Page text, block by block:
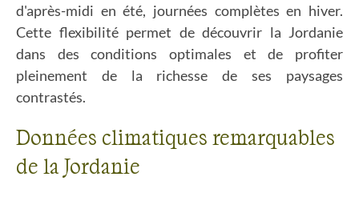
d'après-midi en été, journées complètes en hiver.
Cette flexibilité permet de découvrir la Jordanie
dans des conditions optimales et de profiter
pleinement de la richesse de ses paysages
contrastés.
Données climatiques remarquables
de la Jordanie